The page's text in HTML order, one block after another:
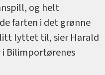
og helt
farten i det grønne
lyttet til, sier Harald
i Bilimportørenes